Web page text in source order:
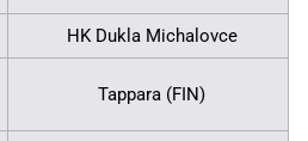
HK Dukla Michalovce
Tappara (FIN)